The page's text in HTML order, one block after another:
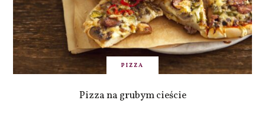
PIZZA
Pizza na grubym cieście